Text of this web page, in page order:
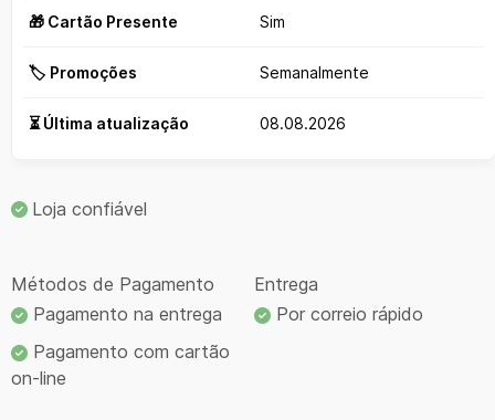
🎁 Cartão Presente Sim
🏷️ Promoções Semanalmente
⏳ Última atualização 08.08.2026
Loja confiável
Métodos de Pagamento
Pagamento na entrega
Pagamento com cartão
on-line
Entrega
Por correio rápido